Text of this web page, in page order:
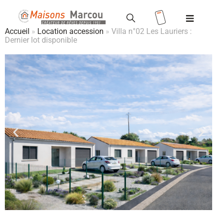
Modèles
Terrains
Valoriser votre terrain
Maisons
+ terrains
Location
/ Accession
Vente HLM
Réalisations
Accueil » Location accession » Villa n°02 Les Lauriers :
Dernier lot disponible